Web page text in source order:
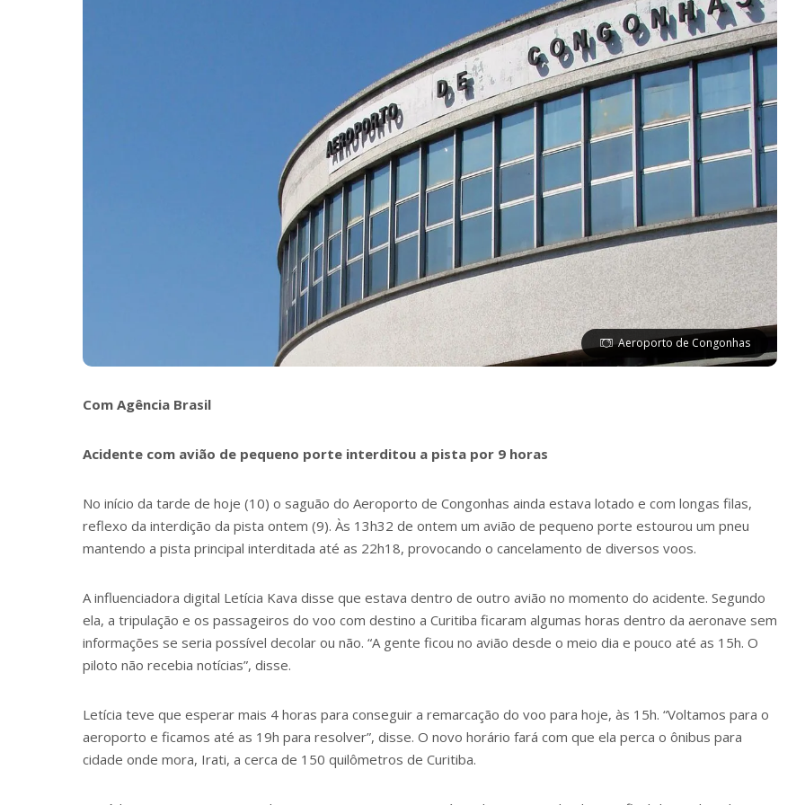
Aeroporto de Congonhas
Com Agência Brasil
Acidente com avião de pequeno porte interditou a pista por 9 horas
No início da tarde de hoje (10) o saguão do Aeroporto de Congonhas ainda estava lotado e com longas filas,
reflexo da interdição da pista ontem (9). Às 13h32 de ontem um avião de pequeno porte estourou um pneu
mantendo a pista principal interditada até as 22h18, provocando o cancelamento de diversos voos.
A influenciadora digital Letícia Kava disse que estava dentro de outro avião no momento do acidente. Segundo
ela, a tripulação e os passageiros do voo com destino a Curitiba ficaram algumas horas dentro da aeronave sem
informações se seria possível decolar ou não. “A gente ficou no avião desde o meio dia e pouco até as 15h. O
piloto não recebia notícias”, disse.
Letícia teve que esperar mais 4 horas para conseguir a remarcação do voo para hoje, às 15h. “Voltamos para o
aeroporto e ficamos até as 19h para resolver”, disse. O novo horário fará com que ela perca o ônibus para
cidade onde mora, Irati, a cerca de 150 quilômetros de Curitiba.